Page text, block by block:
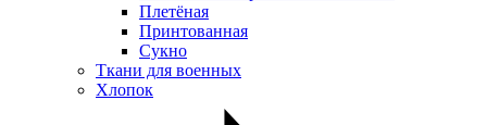
Плетёная
Принтованная
Сукно
Ткани для военных
Хлопок